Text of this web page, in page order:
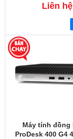
Liên hệ
Máy tính đồng
ProDesk 400 G4